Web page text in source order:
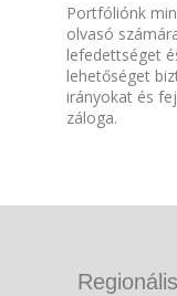
Portfóliónk
olvasó
lefedettséget
lehetőséget
irányokat és
záloga.